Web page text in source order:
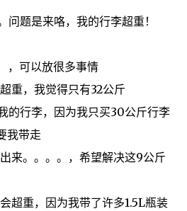
问题是来咯，我的行李超重！
， 可以放很多事情
重，我觉得只有32公斤
的行李，因为我只买30公斤行李
我带走
来。。。。 ， 希望解决这9公斤
超重，因为我带了许多1.5L瓶装